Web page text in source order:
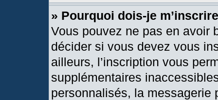
» Pourquoi dois-je
Vous pouvez ne pas en avoir
décider si vous devez vous
ailleurs, l’inscription vous
supplémentaires
personnalisés, la messagerie